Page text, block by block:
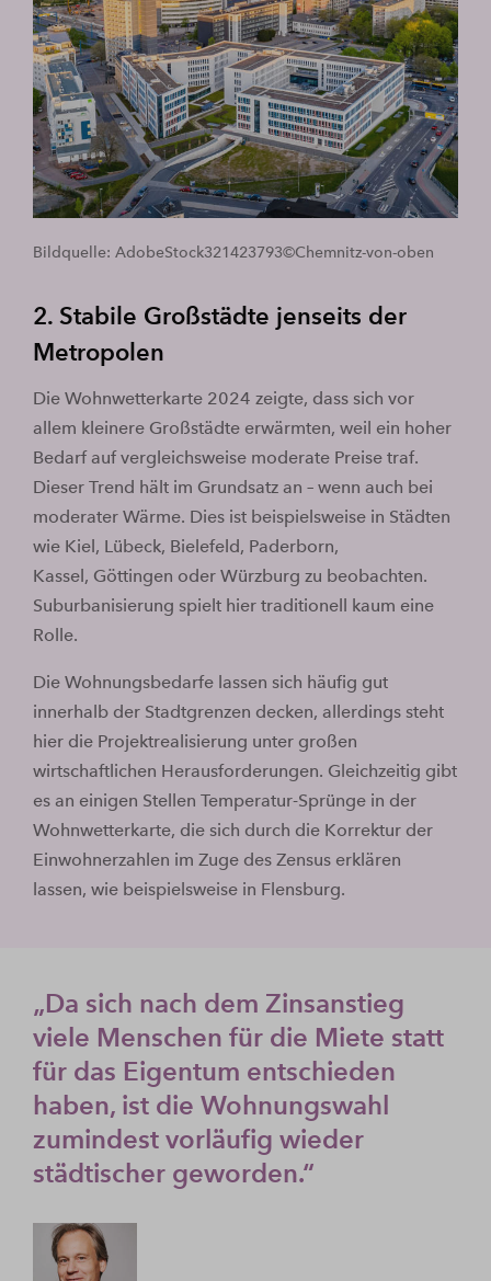
Bildquelle: AdobeStock321423793©Chemnitz-von-oben
2. Stabile Großstädte jenseits der
Metropolen
Die Wohnwetterkarte 2024 zeigte, dass sich vor
allem kleinere Großstädte erwärmten, weil ein hoher
Bedarf auf vergleichsweise moderate Preise traf.
Dieser Trend hält im Grundsatz an – wenn auch bei
moderater Wärme. Dies ist beispielsweise in Städten
wie Kiel, Lübeck, Bielefeld, Paderborn,
Kassel, Göttingen oder Würzburg zu beobachten.
Suburbanisierung spielt hier traditionell kaum eine
Rolle.
Die Wohnungsbedarfe lassen sich häufig gut
innerhalb der Stadtgrenzen decken, allerdings steht
hier die Projektrealisierung unter großen
wirtschaftlichen Herausforderungen. Gleichzeitig gibt
es an einigen Stellen Temperatur-Sprünge in der
Wohnwetterkarte, die sich durch die Korrektur der
Einwohnerzahlen im Zuge des Zensus erklären
lassen, wie beispielsweise in Flensburg.
„Da sich nach dem Zinsanstieg
viele Menschen für die Miete statt
für das Eigentum entschieden
haben, ist die Wohnungswahl
zumindest vorläufig wieder
städtischer geworden.“